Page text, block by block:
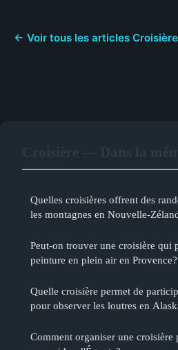
← Voir tous les articles Croisière
Quelles croisières offrent des
les montagnes en Nouvelle-
Peut-on trouver une croisière qui
peinture en plein air en Provence?
Quelle croisière permet de
pour observer les loutres en
Comment organiser une